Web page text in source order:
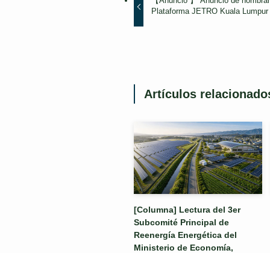
Plataforma JETRO Kuala Lumpur
Artículos
[Columna] Lectura del 3er
Subcomité Principal de
Reenergía Energética del
Ministerio de Economía,